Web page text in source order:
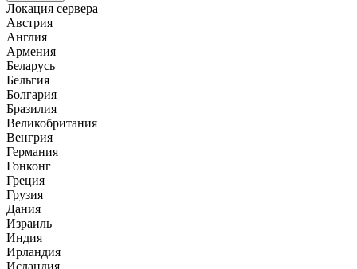
Локация сервера
Австрия
Англия
Армения
Беларусь
Бельгия
Болгария
Бразилия
Великобритания
Венгрия
Германия
Гонконг
Греция
Грузия
Дания
Израиль
Индия
Ирландия
Исландия